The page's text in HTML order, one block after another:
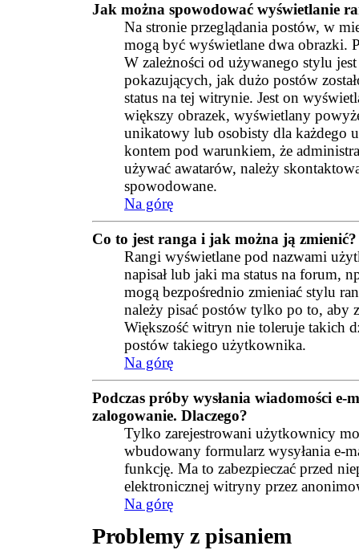
Jak można spowodować wyświetlanie
Na stronie przeglądania postów, w
mogą być wyświetlane dwa obrazki.
W zależności od używanego stylu
pokazujących, jak dużo postów
status na tej witrynie. Jest on
większy obrazek, wyświetlany
unikatowy lub osobisty dla każdego
kontem pod warunkiem, że
używać awatarów, należy
spowodowane.
Na górę
Co to jest ranga i jak można ją zmienić?
Rangi wyświetlane pod nazwami
napisał lub jaki ma status na forum,
mogą bezpośrednio zmieniać stylu
należy pisać postów tylko po to, aby
Większość witryn nie toleruje takich
postów takiego użytkownika.
Na górę
Podczas próby wysłania wiadomości
zalogowanie. Dlaczego?
Tylko zarejestrowani użytkownicy
wbudowany formularz wysyłania e-
funkcję. Ma to zabezpieczać przed
elektronicznej witryny przez
Na górę
Problemy z pisaniem